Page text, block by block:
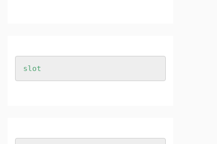
slot